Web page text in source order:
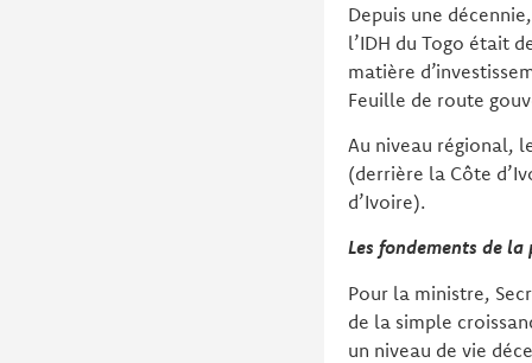
Depuis une
l’IDH du Togo était
matière
Feuille de route
Au niveau régional,
(derrière la Côte
d’Ivoire).
Les fondements de
Pour la ministre,
de la simple
un niveau de vie